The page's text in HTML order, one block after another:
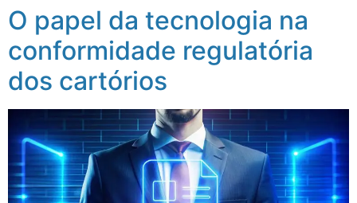
O papel da tecnologia na
conformidade regulatória
dos cartórios